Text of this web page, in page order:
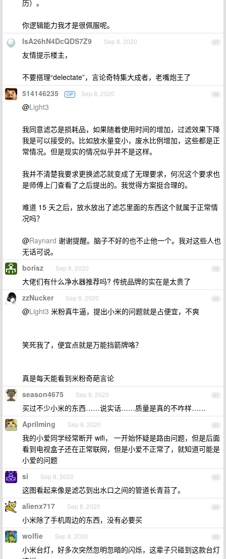
历）。
你逻辑能力我才是很佩服呢。
57
IsA26hN4DcQDS7Z9 Sep 8, 2020
友情提示楼主，
不要搭理“delectate”，言论奇特集大成者，老嘴炮王了
58
514146235 OP Sep 8, 2020
@Light3
我同意滤芯是损耗品，如果随着使用时间的增加，过滤效果下降
我是可以接受的。比如放水量变小，废水比例增加，这些都是正
常情况。但是现实的情况似乎并不是这样。
我并不清楚我要求更换滤芯就变成了无理要求，何况这个要求也
是师傅上门查看了之后提出的。我觉得方案挺合理的。
难道 15 天之后，放水放出了滤芯里面的东西这个就属于正常情
况吗？
@Raynard 谢谢提醒。脑子不好的也不止他一个。我对这些人也
无话可说。
59
borisz Sep 8, 2020
大佬们有什么净水器推荐吗? 传统品牌的实在是太贵了
60
zzNucker Sep 8, 2020
@Light3 米粉真牛逼，提出小米的问题就是占便宜，不爽
笑死我了，便宜点就是万能挡箭牌咯？
真是每天能看到米粉奇葩言论
61
season4675 Sep 8, 2020
买过不少小米的东西……说实话……质量是真的不咋样……
62
Aprilming Sep 8, 2020
我的小爱同学经常断开 wifi， 一开始怀疑是路由问题，但是后面
看到电视盒子还在正常联网，但是小爱不正常了，就知道可能是
小爱的问题
63
si Sep 8, 2020
这图看起来像是滤芯到出水口之间的管道长青苔了。
64
alienx717 Sep 8, 2020
小米除了手机周边的东西，没有必要买
65
wolfie Sep 8, 2020
小米台灯，好多次突然忽明忽暗的闪烁，这辈子只碰到这款台灯